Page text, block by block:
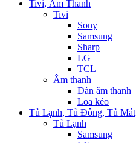
Tivi, Âm Thanh
Tivi
Sony
Samsung
Sharp
LG
TCL
Âm thanh
Dàn âm thanh
Loa kéo
Tủ Lạnh, Tủ Đông, Tủ Mát
Tủ Lạnh
Samsung